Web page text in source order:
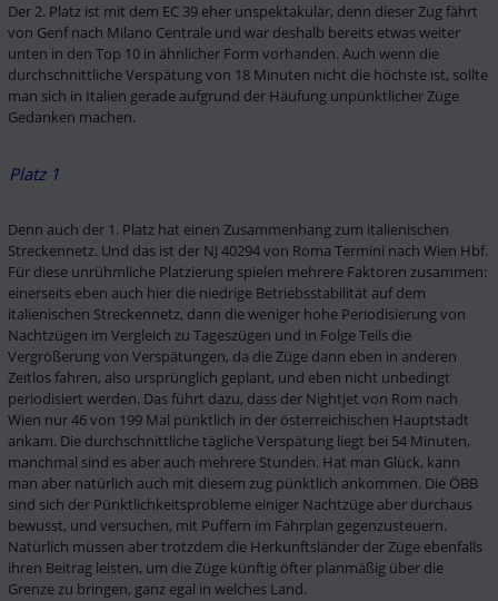
Der 2. Platz ist mit dem EC 39 eher unspektakulär, denn dieser Zug fährt
von Genf nach Milano Centrale und war deshalb bereits etwas weiter
unten in den Top 10 in ähnlicher Form vorhanden. Auch wenn die
durchschnittliche Verspätung von 18 Minuten nicht die höchste ist, sollte
man sich in Italien gerade aufgrund der Häufung unpünktlicher Züge
Gedanken machen.
Platz 1
Denn auch der 1. Platz hat einen Zusammenhang zum italienischen
Streckennetz. Und das ist der NJ 40294 von Roma Termini nach Wien Hbf.
Für diese unrühmliche Platzierung spielen mehrere Faktoren zusammen:
einerseits eben auch hier die niedrige Betriebsstabilität auf dem
italienischen Streckennetz, dann die weniger hohe Periodisierung von
Nachtzügen im Vergleich zu Tageszügen und in Folge Teils die
Vergrößerung von Verspätungen, da die Züge dann eben in anderen
Zeitlos fahren, also ursprünglich geplant, und eben nicht unbedingt
periodisiert werden. Das führt dazu, dass der Nightjet von Rom nach
Wien nur 46 von 199 Mal pünktlich in der österreichischen Hauptstadt
ankam. Die durchschnittliche tägliche Verspätung liegt bei 54 Minuten,
manchmal sind es aber auch mehrere Stunden. Hat man Glück, kann
man aber natürlich auch mit diesem zug pünktlich ankommen. Die ÖBB
sind sich der Pünktlichkeitsprobleme einiger Nachtzüge aber durchaus
bewusst, und versuchen, mit Puffern im Fahrplan gegenzusteuern.
Natürlich müssen aber trotzdem die Herkunftsländer der Züge ebenfalls
ihren Beitrag leisten, um die Züge künftig öfter planmäßig über die
Grenze zu bringen, ganz egal in welches Land.